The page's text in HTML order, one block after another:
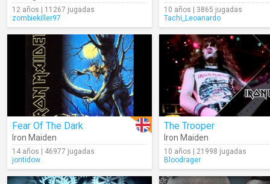
12 años | 11267 jugadas
zombiekiller97
10 años | 3865 jugadas
Tachi_Leoanardo
Fear Of The Dark
Iron Maiden
14 años | 46977 jugadas
jontidow
The Trooper
Iron Maiden
10 años | 21998 jugadas
Bloodrager